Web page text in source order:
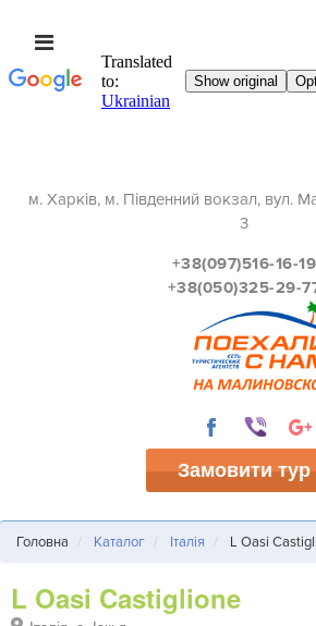
м. Харків, м. Південний вокзал, вул.
3
+38(097)516-16-19
+38(050)325-29-
Замовити тур
Головна Каталог Італія L Oasi
L Oasi Castiglione